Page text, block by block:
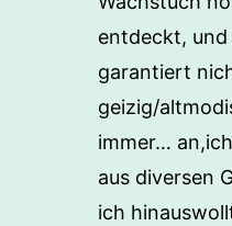
entdeckt, und
garantiert
geizig/
immer…
aus diversen
ich